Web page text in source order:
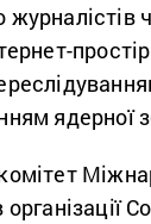
ядерної